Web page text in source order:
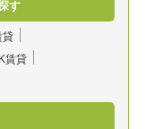
す
貸
賃貸